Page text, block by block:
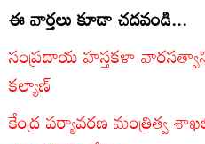
ఈ వార్తలు కూడా చదవండి...
సంప్రదాయ హస్తకళా
కల్యాణ్
కేంద్ర పర్యావరణ మంత్రిత్వ